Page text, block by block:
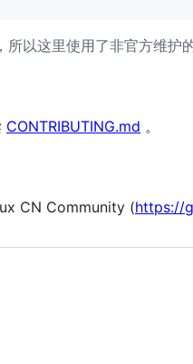
，所以这里使用了非官方维护
CONTRIBUTING.md 。
CN Community (https://